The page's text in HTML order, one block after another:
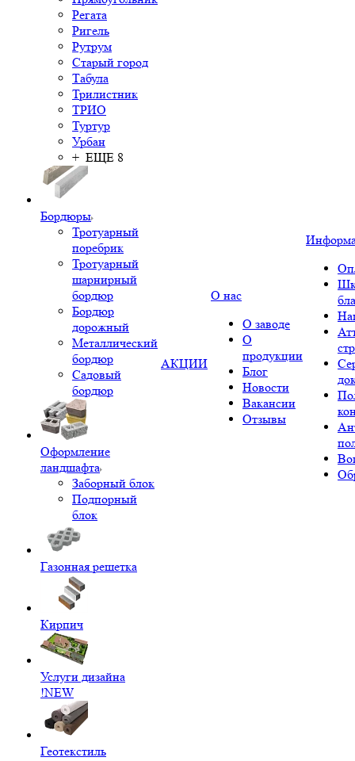
Регата
Ригель
Рутрум
Старый город
Табула
Трилистник
ТРИО
Туртур
Урбан
+ ЕЩЕ 8
Бордюры
Тротуарный
поребрик
Тротуарный
шарнирный
бордюр
Бордюр
дорожный
Металлический
бордюр
Садовый
бордюр
Оформление
ландшафта
Заборный блок
Подпорный
блок
Газонная решетка
Кирпич
Услуги дизайна
!NEW
Геотекстиль
АКЦИИ
О нас
О заводе
О
продукции
Блог
Новости
Вакансии
Отзывы